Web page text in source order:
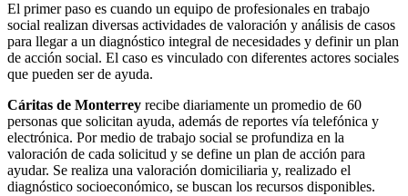
El primer paso es cuando un equipo de profesionales en trabajo
social realizan diversas actividades de valoración y análisis de casos
para llegar a un diagnóstico integral de necesidades y definir un plan
de acción social. El caso es vinculado con diferentes actores sociales
que pueden ser de ayuda.
Cáritas de Monterrey recibe diariamente un promedio de 60
personas que solicitan ayuda, además de reportes vía telefónica y
electrónica. Por medio de trabajo social se profundiza en la
valoración de cada solicitud y se define un plan de acción para
ayudar. Se realiza una valoración domiciliaria y, realizado el
diagnóstico socioeconómico, se buscan los recursos disponibles.